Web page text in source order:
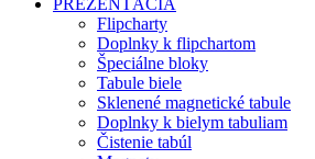
PREZENTÁCIA
Flipcharty
Doplnky k flipchartom
Špeciálne bloky
Tabule biele
Sklenené magnetické tabule
Doplnky k bielym tabuliam
Čistenie tabúl